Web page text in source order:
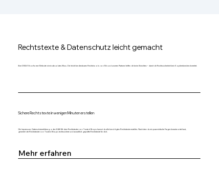
Rechtstexte & Datenschutz leicht gemacht
Eine DSGVO-konforme Website ist ein absolutes Muss. Die leicht bedienbaren Rechtstools von Wix und unseren Partnern helfen dir beim Einrichten – damit dir Rechtssicherheit kein Kopfzerbrechen bereitet.
Sichere Rechtstexte in wenigen Minuten erstellen
Ob Impressum, Datenschutzerklärung oder AGB: Mit dem Rechtstexter von Trusted Shops kannst du alle benötigten Rechtstexte erstellen. Nachdem du ein paar einfache Fragen beantwortet hast,
generiert der Rechtstexter von Trusted Shops rechtssichere und anwaltlich geprüfte Rechtstexte für dich.
Mehr erfahren